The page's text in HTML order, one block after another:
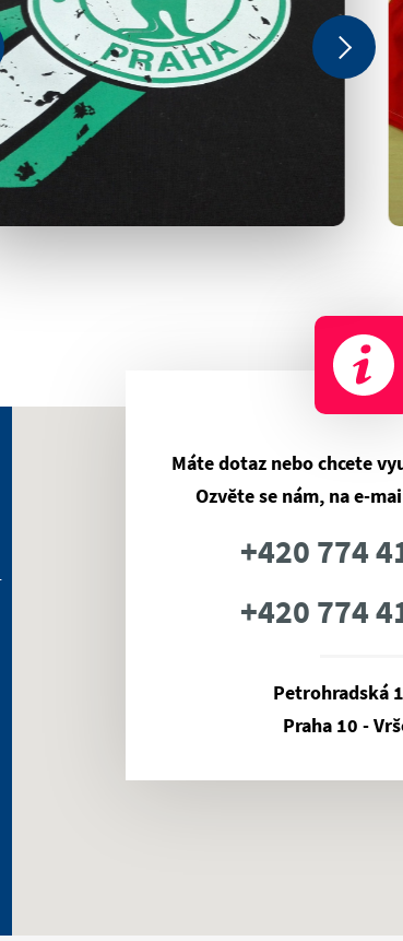
Máte dotaz nebo chcete
Ozvěte se nám, na e-
+420 774
+420 774
Petrohradská
Praha 10 -